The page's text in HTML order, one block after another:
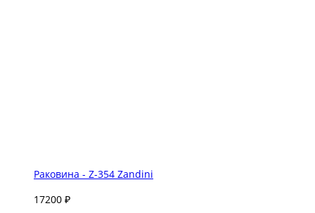
Раковина - Z-354 Zandini
17200 ₽